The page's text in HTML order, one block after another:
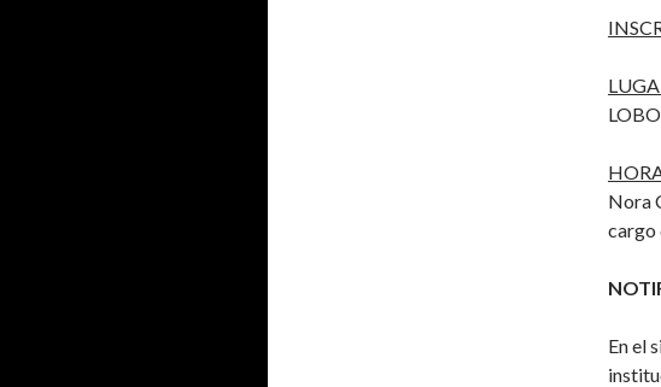
Nora
cargo
En el